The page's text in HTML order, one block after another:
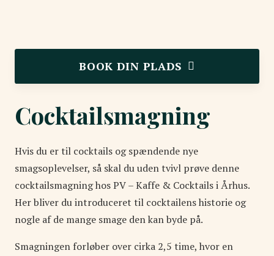
BOOK DIN PLADS
Cocktailsmagning
Hvis du er til cocktails og spændende nye
smagsoplevelser, så skal du uden tvivl prøve denne
cocktailsmagning hos PV – Kaffe & Cocktails i Århus.
Her bliver du introduceret til cocktailens historie og
nogle af de mange smage den kan byde på.
Smagningen forløber over cirka 2,5 time, hvor en